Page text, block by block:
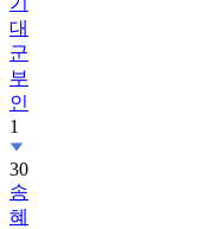
대
군
부
인
1
30
송
혜